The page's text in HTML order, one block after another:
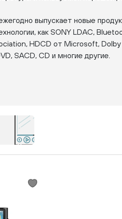
выпускает новые
как SONY LDAC,
HDCD от Microsoft,
SACD, CD и многие другие.
сотрудники Shanling
не достигла своего нынешнего
является удовлетворенность
мечты пользователей Shanling
Shanling — это большое
всего мира.
Shanling — стиль,